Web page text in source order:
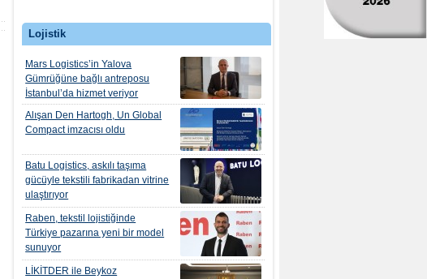
Lojistik
Mars Logistics’in Yalova
Gümrüğüne bağlı antreposu
İstanbul’da hizmet veriyor
Alışan Den Hartogh, Un Global
Compact imzacısı oldu
Batu Logistics, askılı taşıma
gücüyle tekstili fabrikadan vitrine
ulaştırıyor
Raben, tekstil lojistiğinde
Türkiye pazarına yeni bir model
sunuyor
LİKİTDER ile Beykoz